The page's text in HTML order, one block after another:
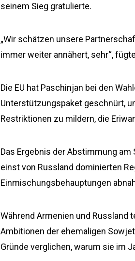
seinem Sieg gratulierte.
„Wir schätzen unsere
immer weiter annähert, sehr“,
Die EU hat Paschinjan bei den
Unterstützungspaket geschnürt,
Restriktionen zu mildern, die
Das Ergebnis der Abstimmung
einst von Russland dominierten
Einmischungsbehauptungen
Während Armenien und Russland
Ambitionen der ehemaligen
Gründe verglichen, warum sie im